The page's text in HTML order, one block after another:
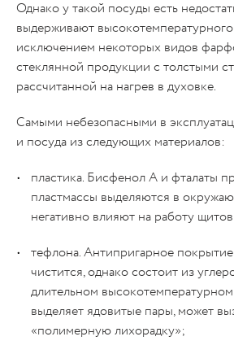
Однако у такой посуды есть
выдерживают высокотемпературного
исключением некоторых видов
стеклянной продукции с толстыми
рассчитанной на нагрев в духовке.
Самыми небезопасными в
и посуда из следующих материалов:
пластика. Бисфенол А и фталаты
пластмассы выделяются в
негативно влияют на работу
тефлона. Антипригарное
чистится, однако состоит из
длительном
выделяет ядовитые пары, может
«полимерную лихорадку»;